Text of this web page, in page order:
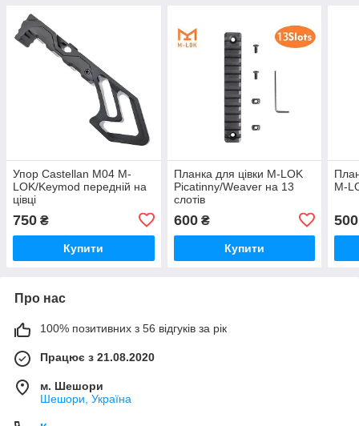
Упор Castellan M04 M-
LOK/Keymod передній на
цівці
750 ₴
Купити
Планка для цівки M-LOK
Picatinny/Weaver на 13
слотів
600₴
Купити
M-
500
Про нас
100% позитивних з 56 відгуків за рік
Працює з 21.08.2020
м. Шешори
Шешори, Україна